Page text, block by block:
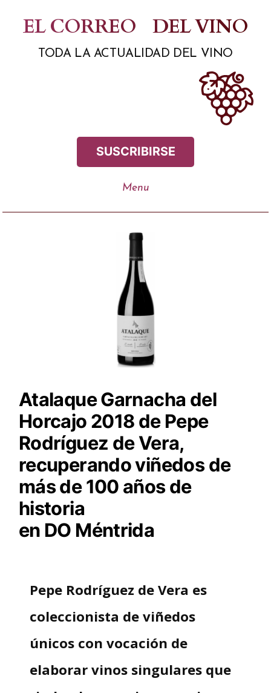
contenido
EL CORREO DEL VINO
TODA LA ACTUALIDAD DEL VINO
SUSCRIBIRSE
Atalaque Garnacha del
Horcajo 2018 de Pepe
Rodríguez de Vera,
recuperando viñedos de
más de 100 años de
historia
en DO Méntrida
Pepe Rodríguez de Vera es
coleccionista de viñedos
únicos con vocación de
elaborar vinos singulares que